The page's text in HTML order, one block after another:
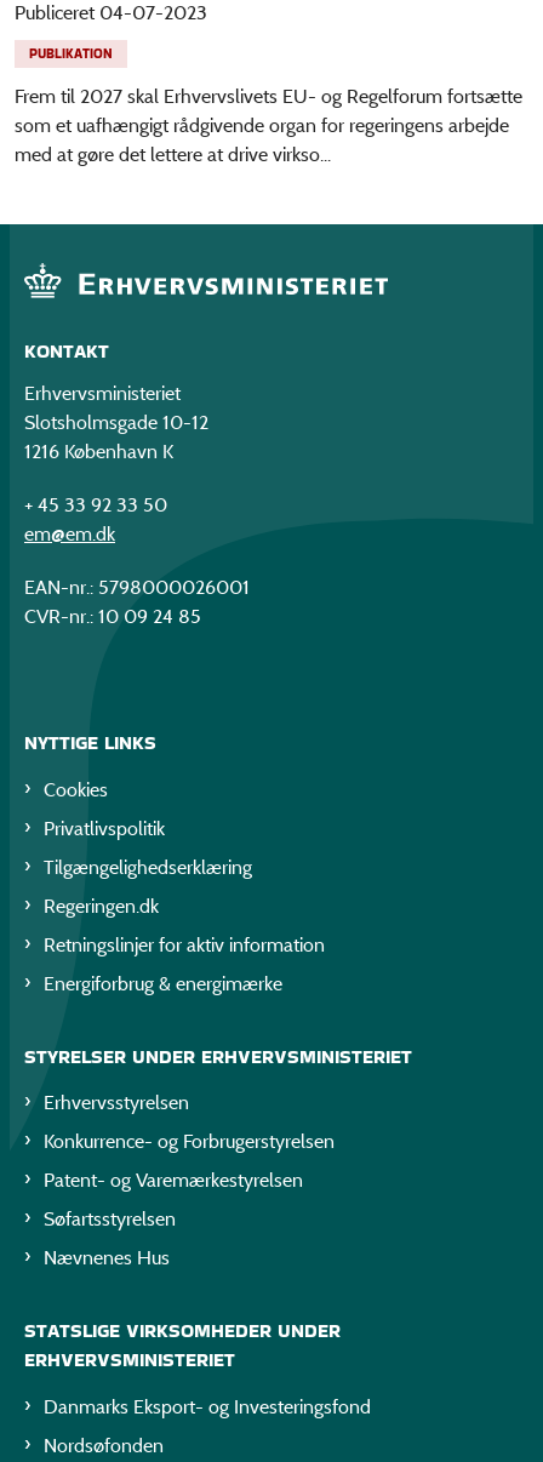
Publiceret 04-07-2023
PUBLIKATION
Frem til 2027 skal Erhvervslivets EU- og Regelforum fortsætte
som et uafhængigt rådgivende organ for regeringens arbejde
med at gøre det lettere at drive virkso...
KONTAKT
Erhvervsministeriet
Slotsholmsgade 10-12
1216 København K
+ 45 33 92 33 50
em@em.dk
EAN-nr.: 5798000026001
CVR-nr.: 10 09 24 85
NYTTIGE LINKS
Cookies
Privatlivspolitik
Tilgængelighedserklæring
Regeringen.dk
Retningslinjer for aktiv information
Energiforbrug & energimærke
STYRELSER UNDER ERHVERVSMINISTERIET
Erhvervsstyrelsen
Konkurrence- og Forbrugerstyrelsen
Patent- og Varemærkestyrelsen
Søfartsstyrelsen
Nævnenes Hus
STATSLIGE VIRKSOMHEDER UNDER
ERHVERVSMINISTERIET
Danmarks Eksport- og Investeringsfond
Nordsøfonden